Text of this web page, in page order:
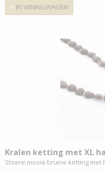
IN WINKELWAGEN
Kralen ketting met XL
Stoere mooie bruine ketting